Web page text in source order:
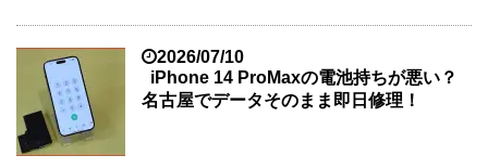
2026/07/10
iPhone 14 ProMaxの電池持ちが悪い？
名古屋でデータそのまま即日修理！